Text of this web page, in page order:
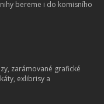
bereme i do komisního
zarámované grafické
exlibrisy a